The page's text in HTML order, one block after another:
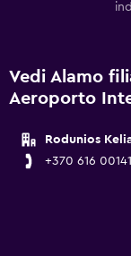
Vedi Alamo
Aeroporto
Rodunios
+370 616 00141